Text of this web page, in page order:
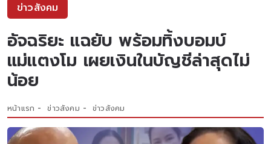
ข่าวสังคม
อัจฉริยะ แฉยับ พร้อมทิ้งบอมบ์
แม่แตงโม เผยเงินในบัญชีล่าสุดไม่
น้อย
หน้าแรก ข่าวสังคม ข่าวสังคม